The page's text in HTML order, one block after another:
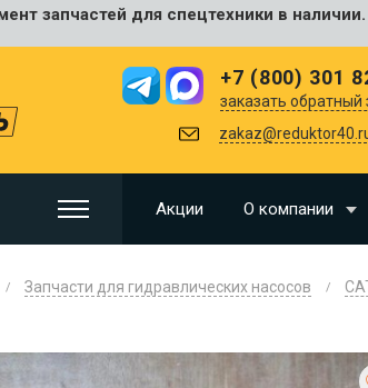
запчастей для спецтехники в
+7 (800) 301
заказать обратный
Акции О компании
Универсальные
HITACHI
CAT
CASE
LIUGONG
Запчасти для гидравлических насосов